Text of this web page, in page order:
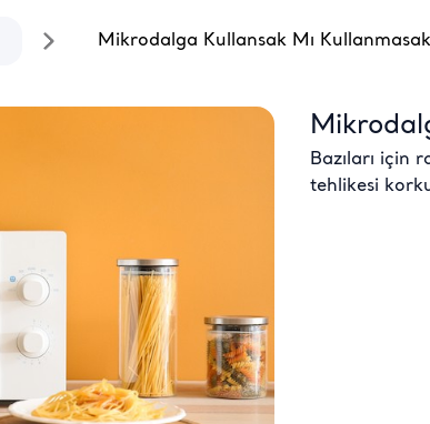
Mikrodalga Kullansak Mı Kullanmasak
Bazıları için
tehlikesi